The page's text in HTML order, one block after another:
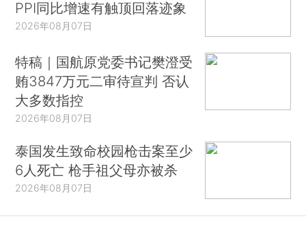
PPI同比增速有触顶回落迹象
2026年08月07日
特稿｜国航原党委书记樊澄受
贿3847万元二审待宣判 否认
大多数指控
2026年08月07日
泰国发生致命校园枪击案至少
6人死亡 枪手祖父母亦被杀
2026年08月07日